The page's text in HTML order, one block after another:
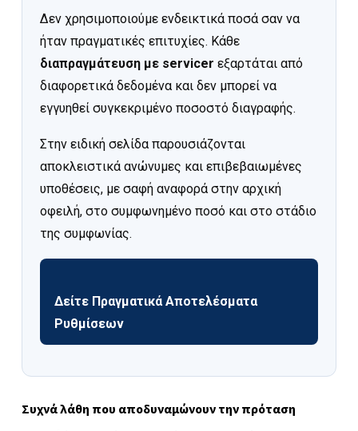
Δεν χρησιμοποιούμε ενδεικτικά ποσά σαν να
ήταν πραγματικές επιτυχίες. Κάθε
διαπραγμάτευση με servicer εξαρτάται από
διαφορετικά δεδομένα και δεν μπορεί να
εγγυηθεί συγκεκριμένο ποσοστό διαγραφής.
Στην ειδική σελίδα παρουσιάζονται
αποκλειστικά ανώνυμες και επιβεβαιωμένες
υποθέσεις, με σαφή αναφορά στην αρχική
οφειλή, στο συμφωνημένο ποσό και στο στάδιο
της συμφωνίας.
Δείτε Πραγματικά Αποτελέσματα
Ρυθμίσεων
Συχνά λάθη που αποδυναμώνουν την πρόταση